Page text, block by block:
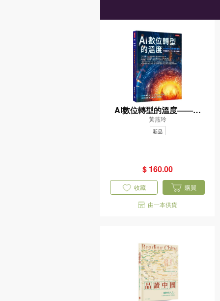
AI數位轉型的溫度——AI
ＭarTech實戰新應用——9
個品牌 × 14大應用場景
黃燕玲
新品
$ 160.00
收藏 購買
由一本供貨